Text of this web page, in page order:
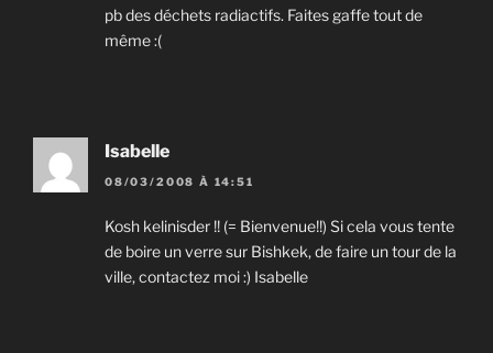
pb des déchets radiactifs. Faites gaffe tout de
même :(
Isabelle
08/03/2008 À 14:51
Kosh kelinisder !! (= Bienvenue!!) Si cela vous tente
de boire un verre sur Bishkek, de faire un tour de la
ville, contactez moi :) Isabelle